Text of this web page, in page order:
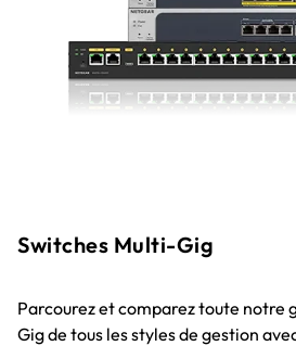
Switches Multi-Gig
Parcourez et comparez toute notre
Gig de tous les styles de gestion